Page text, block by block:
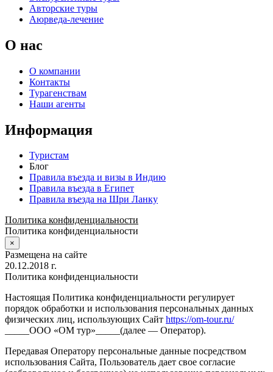
Авторские туры
Аюрведа-лечение
О нас
О компании
Контакты
Турагенствам
Наши агенты
Информация
Туристам
Блог
Правила въезда и визы в Индию
Правила въезда в Египет
Правила въезда на Шри Ланку
Политика конфиденциальности
Политика конфиденциальности
×
Размещена на сайте
20.12.2018 г.
Политика конфиденциальности
Настоящая Политика конфиденциальности регулирует
порядок обработки и использования персональных данных
физических лиц, использующих Сайт https://om-tour.ru/
_____ООО «ОМ тур»_____(далее — Оператор).
Передавая Оператору персональные данные посредством
использования Сайта, Пользователь дает свое согласие